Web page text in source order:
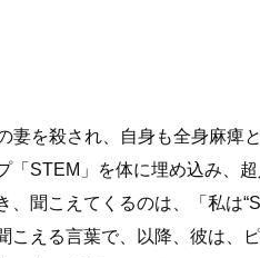
を殺され、自身も全身麻痺
STEM」を体に埋め込み、
聞こえてくるのは、「私は
える言葉で、以降、彼は、